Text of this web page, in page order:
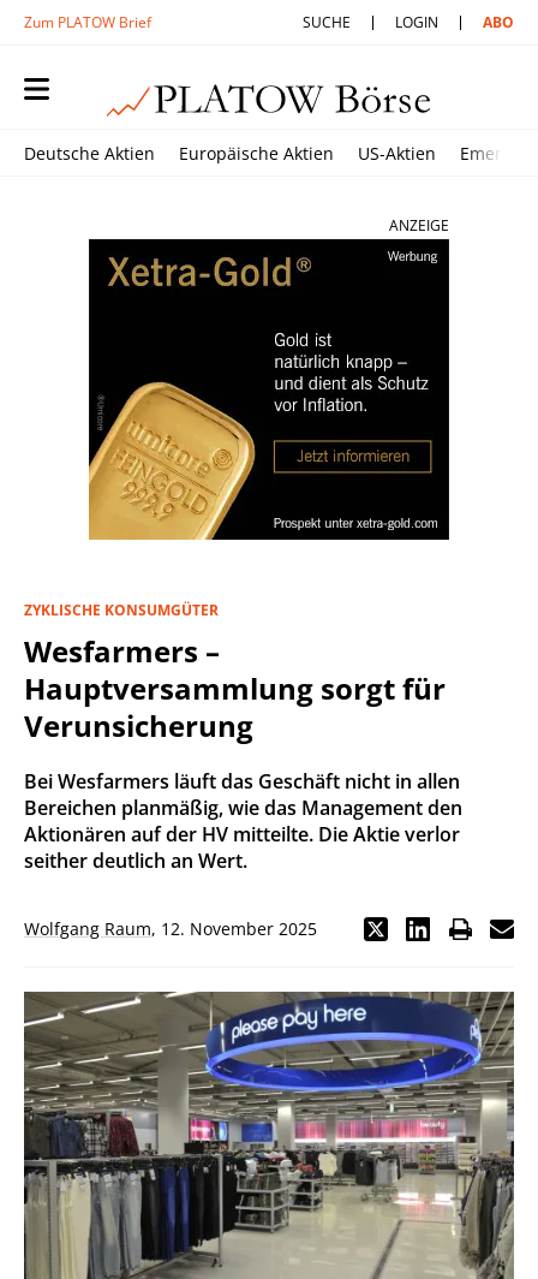
Zum PLATOW Brief SUCHE LOGIN ABO
Deutsche Aktien Europäische Aktien US-Aktien
ANZEIGE
ZYKLISCHE KONSUMGÜTER
Wesfarmers –
Hauptversammlung sorgt für
Verunsicherung
Bei Wesfarmers läuft das Geschäft nicht in allen
Bereichen planmäßig, wie das Management den
Aktionären auf der HV mitteilte. Die Aktie verlor
seither deutlich an Wert.
Wolfgang Raum, 12. November 2025